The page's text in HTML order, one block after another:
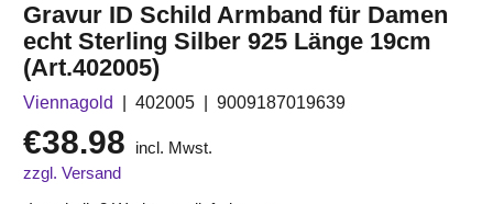
Gravur ID Schild Armband für Damen
echt Sterling Silber 925 Länge 19cm
(Art.402005)
Viennagold 402005 9009187019639
€38.98
incl. Mwst.
zzgl. Versand